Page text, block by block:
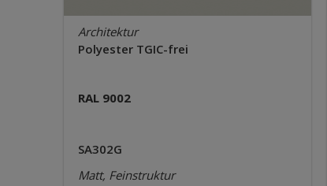
Architektur
Polyester TGIC-frei
RAL 9002
SA302G
Matt, Feinstruktur